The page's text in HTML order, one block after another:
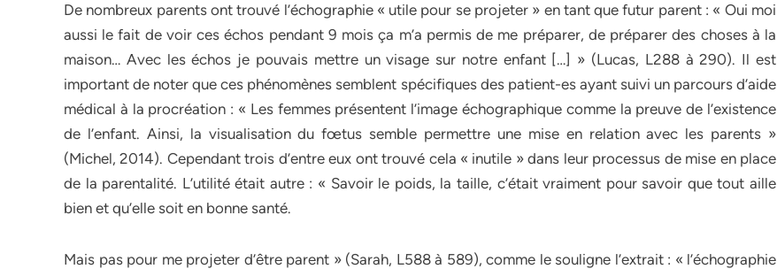
De nombreux parents ont trouvé l’échographie « utile pour se projeter » en tant que futur parent : « Oui moi
aussi le fait de voir ces échos pendant 9 mois ça m’a permis de me préparer, de préparer des choses à la
maison… Avec les échos je pouvais mettre un visage sur notre enfant […] » (Lucas, L288 à 290). Il est
important de noter que ces phénomènes semblent spécifiques des patient-es ayant suivi un parcours d’aide
médical à la procréation : « Les femmes présentent l’image échographique comme la preuve de l’existence
de l’enfant. Ainsi, la visualisation du fœtus semble permettre une mise en relation avec les parents »
(Michel, 2014). Cependant trois d’entre eux ont trouvé cela « inutile » dans leur processus de mise en place
de la parentalité. L’utilité était autre : « Savoir le poids, la taille, c’était vraiment pour savoir que tout aille
bien et qu’elle soit en bonne santé.
Mais pas pour me projeter d’être parent » (Sarah, L588 à 589), comme le souligne l’extrait : « l’échographie